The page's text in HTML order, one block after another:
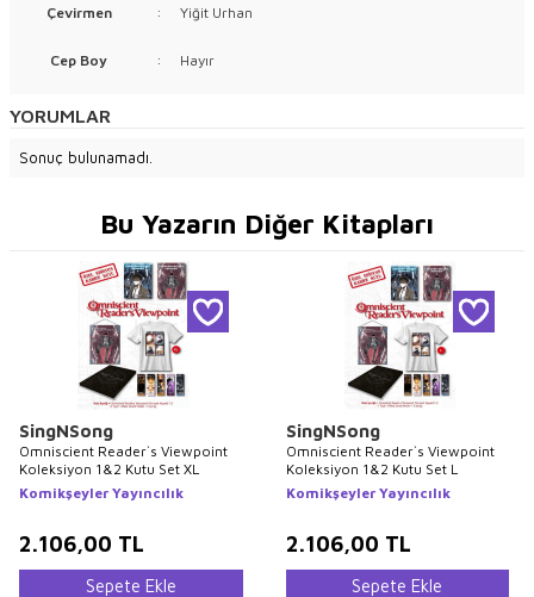
Çevirmen : Yiğit Urhan
Cep Boy : Hayır
YORUMLAR
Sonuç bulunamadı.
Bu Yazarın Diğer Kitapları
SingNSong
Omniscient Reader`s Viewpoint
Koleksiyon 1&2 Kutu Set XL
Komikşeyler Yayıncılık
2.106,00 TL
Sepete Ekle
SingNSong
Omniscient Reader`s Viewpoint
Koleksiyon 1&2 Kutu Set L
Komikşeyler Yayıncılık
2.106,00 TL
Sepete Ekle